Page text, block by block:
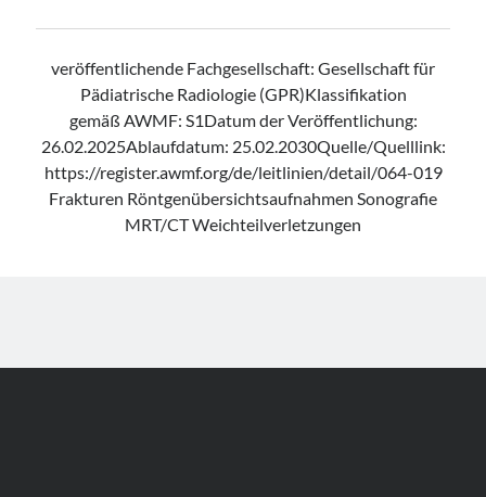
veröffentlichende Fachgesellschaft: Gesellschaft für
Pädiatrische Radiologie (GPR)Klassifikation
gemäß AWMF: S1Datum der Veröffentlichung:
26.02.2025Ablaufdatum: 25.02.2030Quelle/Quelllink:
https://register.awmf.org/de/leitlinien/detail/064-019
Frakturen Röntgenübersichtsaufnahmen Sonografie
MRT/CT Weichteilverletzungen